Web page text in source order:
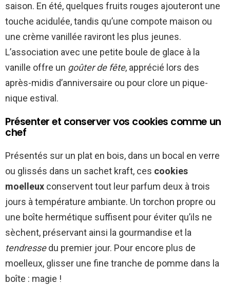
saison. En été, quelques fruits rouges ajouteront une
touche acidulée, tandis qu’une compote maison ou
une crème vanillée raviront les plus jeunes.
L’association avec une petite boule de glace à la
vanille offre un goûter de fête, apprécié lors des
après-midis d’anniversaire ou pour clore un pique-
nique estival.
Présenter et conserver vos cookies comme un
chef
Présentés sur un plat en bois, dans un bocal en verre
ou glissés dans un sachet kraft, ces cookies
moelleux conservent tout leur parfum deux à trois
jours à température ambiante. Un torchon propre ou
une boîte hermétique suffisent pour éviter qu’ils ne
sèchent, préservant ainsi la gourmandise et la
tendressedu premier jour. Pour encore plus de
moelleux, glisser une fine tranche de pomme dans la
boîte : magie !